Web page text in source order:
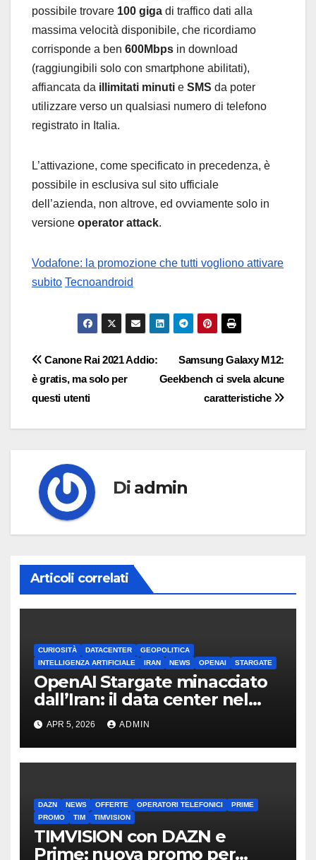
possibile trovare 100 giga di traffico dati alla
massima velocità disponibile, che ricordiamo
corrisponde a ben 600Mbps in download
(raggiungibili solo con smartphone abilitati),
affiancata da illimitati minuti e SMS da poter
utilizzare verso un qualsiasi numero di telefono
registrato in Italia.
L’attivazione, come specificato in precedenza, è
possibile in esclusiva sul sito ufficiale
dell’azienda, non altrove, ed ovviamente solo in
versione operator attack.
Vodafone: la promozione che tutti vogliono attivare
subito Tecnoandroid
Navigazione
articoli
Samsung Galaxy M12:
Geekbench ci svela alcune
caratteristiche
Canone Rai 2021 Addio:
è gratis, ma solo per
questi utenti
Di admin
Articoli correlati
CURIOSITÀ DATACENTER
GEOPOLITICA
INTELLIGENZA ARTIFICIALE
IRAN NEWS OPENAI STARGATE
OpenAI Stargate minacciato
dall’Iran: il data center nel
mirino
APR 5, 2026 ADMIN
DAZN NEWS OFFERTE OPERATORI TELEFONICI
PRIME
PROMO
TIM TIMVISION
TIMVISION con DAZN e
Prime: nuova promo per